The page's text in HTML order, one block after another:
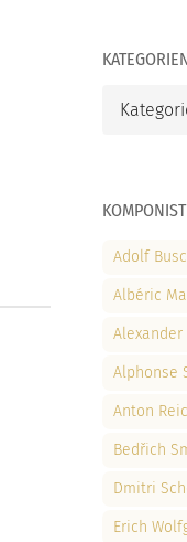
Adolf
Albéric
Alphonse
Anton
Bedřich
Dmitri
Erich